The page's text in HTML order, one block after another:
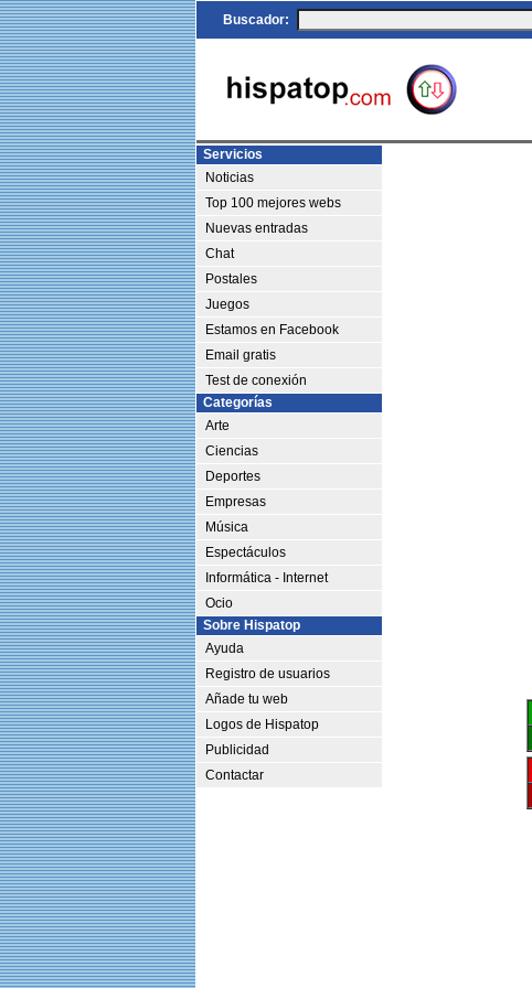
Buscador:
Servicios
Noticias
Top 100 mejores webs
Nuevas entradas
Chat
Postales
Juegos
Estamos en Facebook
Email gratis
Test de conexión
Categorías
Arte
Ciencias
Deportes
Empresas
Música
Espectáculos
Informática - Internet
Ocio
Sobre Hispatop
Ayuda
Registro de usuarios
Añade tu web
Logos de Hispatop
Publicidad
Contactar